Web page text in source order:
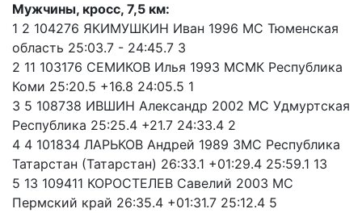
Мужчины, кросс, 7,5 км:
1 2 104276 ЯКИМУШКИН Иван 1996 МС Тюменская
область 25:03.7 - 24:45.7 3
2 11 103176 СЕМИКОВ Илья 1993 МСМК Республика
Коми 25:20.5 +16.8 24:05.5 1
3 5 108738 ИВШИН Александр 2002 МС Удмуртская
Республика 25:25.4 +21.7 24:33.4 2
4 4 101834 ЛАРЬКОВ Андрей 1989 ЗМС Республика
Татарстан (Татарстан) 26:33.1 +01:29.4 25:59.1 13
5 13 109411 КОРОСТЕЛЕВ Савелий 2003 МС
Пермский край 26:35.4 +01:31.7 25:12.4 5